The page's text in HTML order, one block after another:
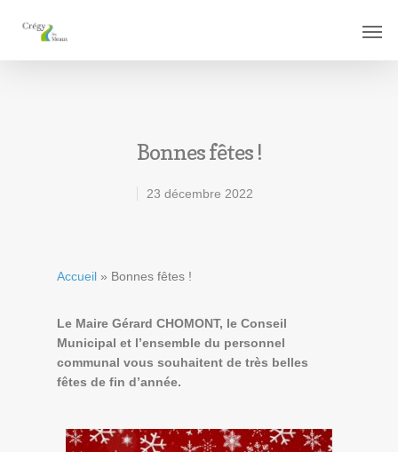
Bonnes fêtes !
23 décembre 2022
Accueil » Bonnes fêtes !
Le Maire Gérard CHOMONT, le Conseil
Municipal et l’ensemble du personnel
communal vous souhaitent de très belles
fêtes de fin d’année.